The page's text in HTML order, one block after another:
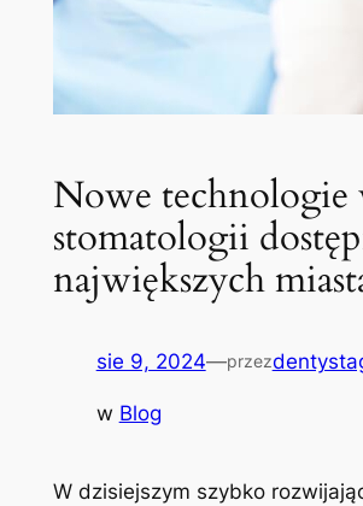
Nowe technologie
stomatologii
największych
sie 9, 2024—przez
w Blog
W dzisiejszym szybko